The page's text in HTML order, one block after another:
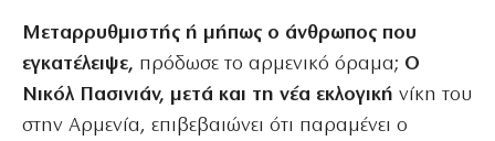
Μεταρρυθμιστής ή μήπως ο άνθρωπος που
εγκατέλειψε, πρόδωσε το αρμενικό όραμα; Ο
Νικόλ Πασινιάν, μετά και τη νέα εκλογική νίκη του
στην Αρμενία, επιβεβαιώνει ότι παραμένει ο